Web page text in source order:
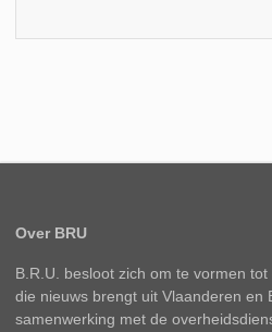
Over BRU
B.R.U. besloot zich om te vormen
die nieuws brengt uit Vlaanderen en
samenwerking met de